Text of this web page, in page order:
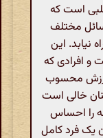
است که
مختلف
نیابد. این
و افرادی که
ارزش محسوب
خالی است
را احساس
یک فرد کامل